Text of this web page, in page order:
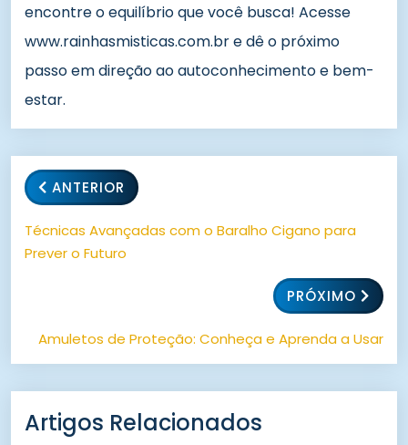
encontre o equilíbrio que você busca! Acesse
www.rainhasmisticas.com.br e dê o próximo
passo em direção ao autoconhecimento e bem-
estar.
ANTERIOR
Técnicas Avançadas com o Baralho Cigano para
Prever o Futuro
PRÓXIMO
Amuletos de Proteção: Conheça e Aprenda a Usar
Artigos Relacionados